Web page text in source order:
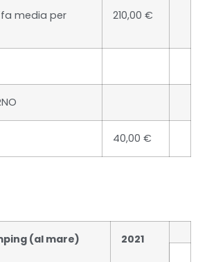
media per
210,00 €
40,00 €
(al mare) 2021